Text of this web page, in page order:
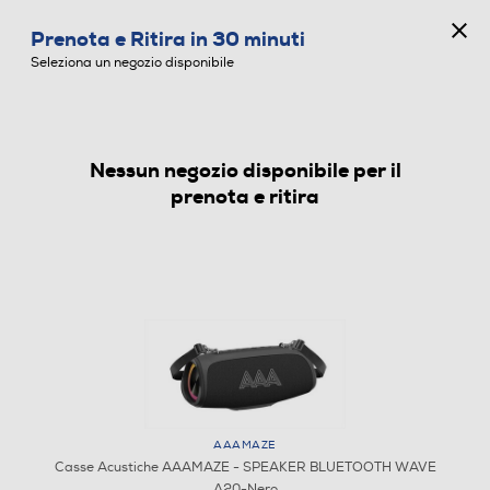
CASSE ACUSTICHE
Prenota e Ritira in 30 minuti
Seleziona un negozio disponibile
Nessun negozio disponibile per il
prenota e ritira
AAAMAZE
Casse Acustiche AAAMAZE - SPEAKER BLUETOOTH WAVE